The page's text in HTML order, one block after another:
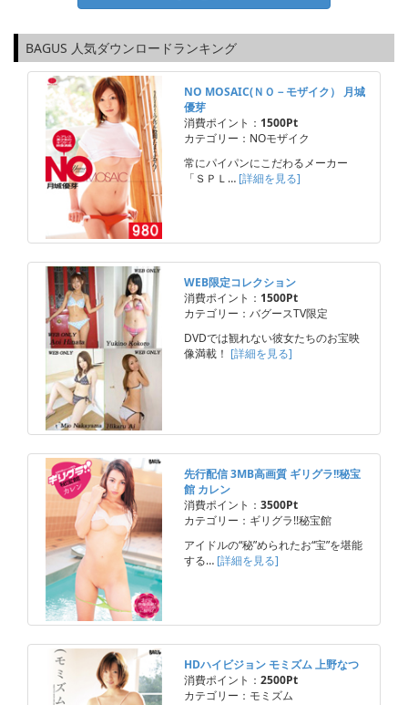
BAGUS 人気ダウンロードランキング
NO MOSAIC(ＮＯ－モザイク） 月城
優芽
消費ポイント： 1500Pt
カテゴリー：NOモザイク
常にパイパンにこだわるメーカー
「ＳＰＬ… [詳細を見る]
WEB限定コレクション
消費ポイント： 1500Pt
カテゴリー：バグースTV限定
DVDでは観れない彼女たちのお宝映
像満載！ [詳細を見る]
先行配信 3MB高画質 ギリグラ!!秘宝
館 カレン
消費ポイント： 3500Pt
カテゴリー：ギリグラ!!秘宝館
アイドルの“秘”められたお“宝”を堪能
する… [詳細を見る]
HDハイビジョン モミズム 上野なつ
消費ポイント： 2500Pt
カテゴリー：モミズム